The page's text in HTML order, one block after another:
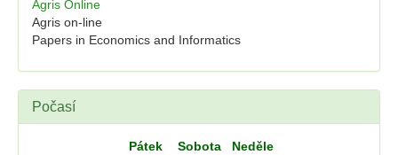
Agris Online
Agris on-line
Papers in Economics and Informatics
Počasí
Pátek Sobota Neděle